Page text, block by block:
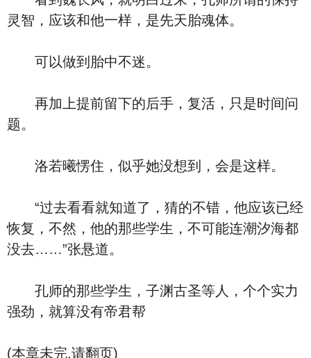
灵智，应该和他一样，是先天胎魂体。
可以做到胎中不迷。
再加上提前留下的后手，复活，只是时间问
题。
洛若曦愣住，似乎她没想到，会是这样。
“过去看看就知道了，猜的不错，他应该已经
恢复，不然，他的那些学生，不可能连潮汐海都
没去……”张悬道。
孔师的那些学生，子渊古圣等人，个个实力
强劲，就算没有帝君帮
(本章未完,请翻页)